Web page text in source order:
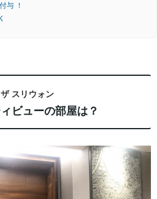
与 ！
スリウォン
ビューの部屋は？